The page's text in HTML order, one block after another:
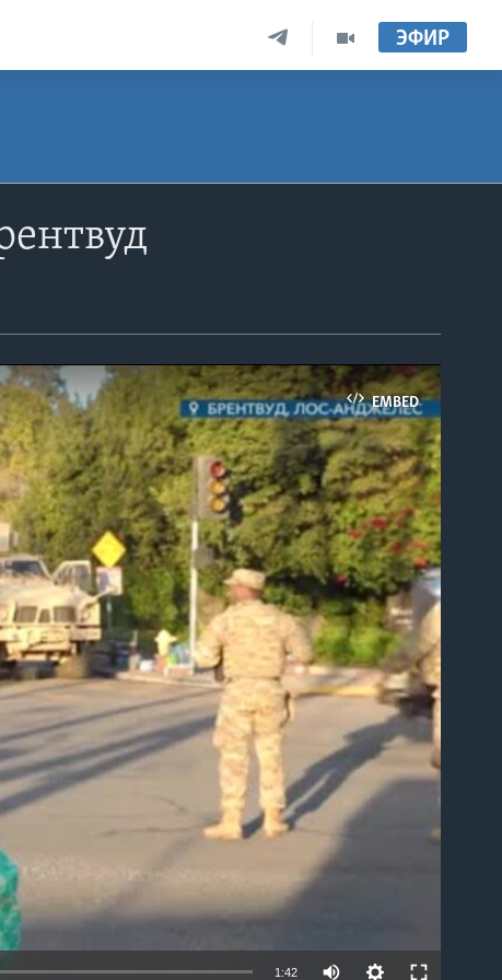
ЭФИР
EMBED
1:42